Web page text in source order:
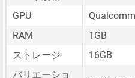
GPU
RAM
1GB
ストレージ
16GB
バリエーショ